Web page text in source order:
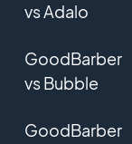
vs Adalo
GoodBarber
vs Bubble
GoodBarber